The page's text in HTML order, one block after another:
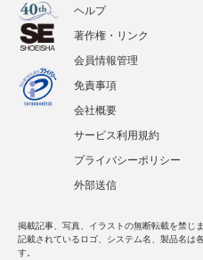
ヘルプ
著作権・リンク
会員情報管理
免責事項
会社概要
サービス利用規約
プライバシーポリシー
外部送信
掲載記事、写真、イラストの無断転載を禁じま
記載されているロゴ、システム名、製品名は
す。